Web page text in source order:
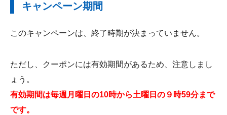
キャンペーン期間
このキャンペーンは、終了時期が決まっていません。
ただし、クーポンには有効期間があるため、注意しまし
ょう。
有効期間は毎週月曜日の10時から土曜日の９時59分まで
です。